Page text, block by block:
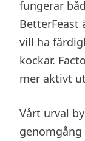
fungerar
BetterFeast
vill ha
kockar.
mer aktivt
Vårt urval